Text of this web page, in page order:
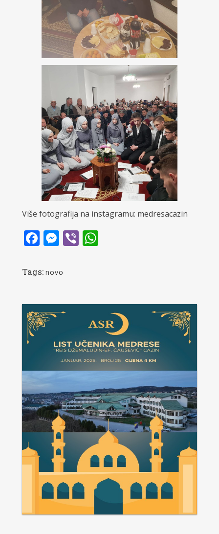
Više fotografija na instagramu: medresacazin
Facebook
Messenger
ViberWhatsApp
Tags: novo